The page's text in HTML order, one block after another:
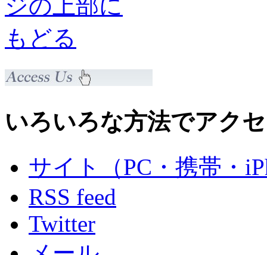
いろいろな方法でアク
サイト（PC・携帯・
RSS feed
Twitter